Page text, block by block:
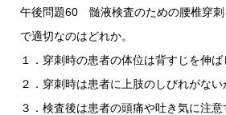
午後問題60 髄液検査のための腰椎穿刺
で適切なのはどれか。
１．穿刺時の患者の体位は背すじを伸ば
２．穿刺時は患者に上肢のしびれがない
３．検査後は患者の頭痛や吐き気に注意